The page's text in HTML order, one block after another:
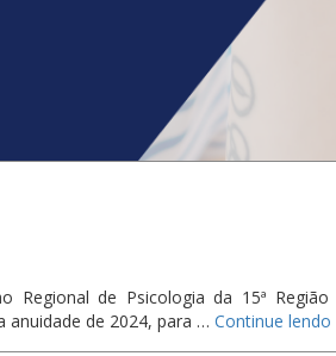
Regional de Psicologia da 15ª Região
anuidade de 2024, para …Continue lendo